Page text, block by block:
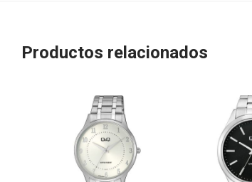
Productos relacionados